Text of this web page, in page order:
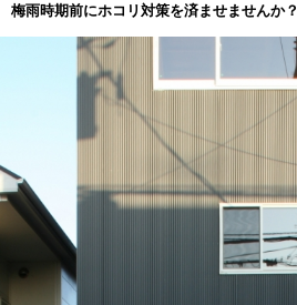
梅雨時期前にホコリ対策を済ませませんか？